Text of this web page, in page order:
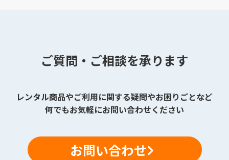
ご質問・ご相談を承ります
レンタル商品やご利用に関する疑問やお困りごとなど
何でもお気軽にお問い合わせください
お問い合わせ